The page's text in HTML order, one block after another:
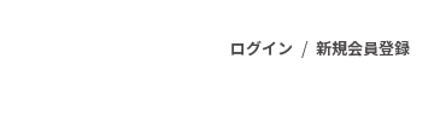
ログイン / 新規会員登録